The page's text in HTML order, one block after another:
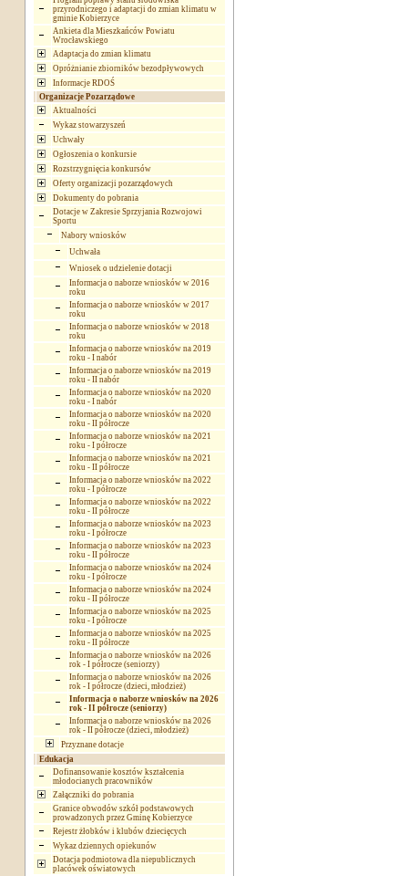
przyrodniczego i adaptacji do zmian klimatu w
gminie Kobierzyce
Ankieta dla Mieszkańców Powiatu
Wrocławskiego
Adaptacja do zmian klimatu
Opróżnianie zbiorników bezodpływowych
Informacje RDOŚ
Organizacje Pozarządowe
Aktualności
Wykaz stowarzyszeń
Uchwały
Ogłoszenia o konkursie
Rozstrzygnięcia konkursów
Oferty organizacji pozarządowych
Dokumenty do pobrania
Dotacje w Zakresie Sprzyjania Rozwojowi
Sportu
Nabory wniosków
Uchwała
Wniosek o udzielenie dotacji
Informacja o naborze wniosków w 2016
roku
Informacja o naborze wniosków w 2017
roku
Informacja o naborze wniosków w 2018
roku
Informacja o naborze wniosków na 2019
roku - I nabór
Informacja o naborze wniosków na 2019
roku - II nabór
Informacja o naborze wniosków na 2020
roku - I nabór
Informacja o naborze wniosków na 2020
roku - II półrocze
Informacja o naborze wniosków na 2021
roku - I półrocze
Informacja o naborze wniosków na 2021
roku - II półrocze
Informacja o naborze wniosków na 2022
roku - I półrocze
Informacja o naborze wniosków na 2022
roku - II półrocze
Informacja o naborze wniosków na 2023
roku - I półrocze
Informacja o naborze wniosków na 2023
roku - II półrocze
Informacja o naborze wniosków na 2024
roku - I półrocze
Informacja o naborze wniosków na 2024
roku - II półrocze
Informacja o naborze wniosków na 2025
roku - I półrocze
Informacja o naborze wniosków na 2025
roku - II półrocze
Informacja o naborze wniosków na 2026
rok - I półrocze (seniorzy)
Informacja o naborze wniosków na 2026
rok - I półrocze (dzieci, młodzież)
Informacja o naborze wniosków na 2026
rok - II półrocze (seniorzy)
Informacja o naborze wniosków na 2026
rok - II półrocze (dzieci, młodzież)
Przyznane dotacje
Edukacja
Dofinansowanie kosztów kształcenia
młodocianych pracowników
Załączniki do pobrania
Granice obwodów szkół podstawowych
prowadzonych przez Gminę Kobierzyce
Rejestr żłobków i klubów dziecięcych
Wykaz dziennych opiekunów
Dotacja podmiotowa dla niepublicznych
placówek oświatowych